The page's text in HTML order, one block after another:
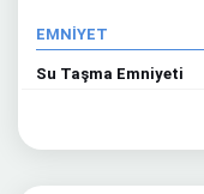
EMNİYET
Su Taşma Emniyeti